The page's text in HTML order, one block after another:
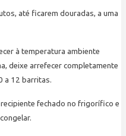
até ficarem douradas, a uma
à temperatura ambiente
deixe arrefecer completamente
a 12 barritas.
fechado no frigorífico e